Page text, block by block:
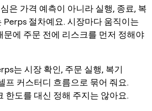
은 가격 예측이 아니라 실행, 종료, 복
Perps 절차예요. 시장마다 움직이는
문에 주문 전에 리스크를 먼저 정해야
는 시장 확인, 주문 실행, 복기
프 커스터디 흐름으로 묶어 줘요.
한도를 대신 정해 주지는 않아요.